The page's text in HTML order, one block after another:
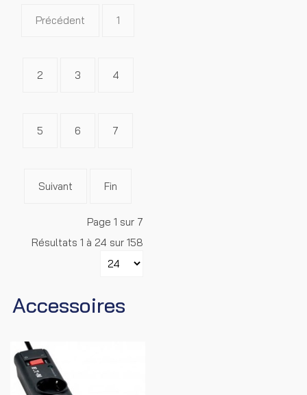
Précédent 1
2 3 4
5 6 7
Suivant Fin
Page 1 sur 7
Résultats 1 à 24 sur 158
Accessoires